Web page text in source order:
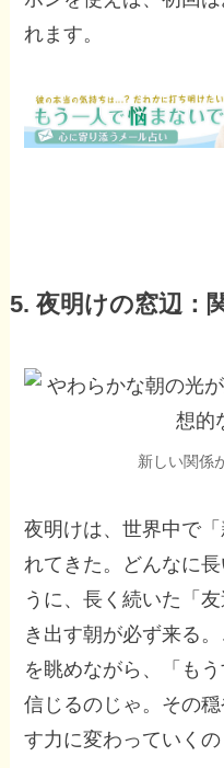
れます。
5. 夜明けの窓辺：
新しい関係
夜明けは、世界中で
れてきた。どんなに
うに、長く続いた「
き出す朝が必ず来る
を眺めながら、「も
信じるのじゃ。その
す力に変わっていく